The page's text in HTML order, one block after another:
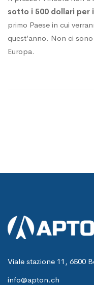
sotto i 500 dollari per
primo Paese in cui
quest’anno. Non ci
Europa.
Viale stazione 11, 6500
info@apton.ch